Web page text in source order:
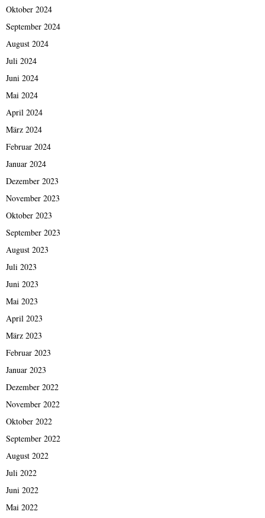
Oktober 2024
September 2024
August 2024
Juli 2024
Juni 2024
Mai 2024
April 2024
März 2024
Februar 2024
Januar 2024
Dezember 2023
November 2023
Oktober 2023
September 2023
August 2023
Juli 2023
Juni 2023
Mai 2023
April 2023
März 2023
Februar 2023
Januar 2023
Dezember 2022
November 2022
Oktober 2022
September 2022
August 2022
Juli 2022
Juni 2022
Mai 2022